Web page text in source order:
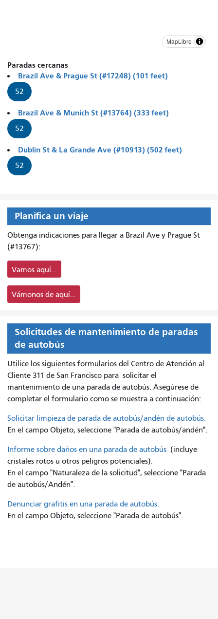
MapLibre
Paradas cercanas
Brazil Ave & Prague St (#17248) (101 feet)
52
Brazil Ave & Munich St (#13764) (333 feet)
52
Dublin St & La Grande Ave (#10913) (502 feet)
52
Planifica un viaje
Obtenga indicaciones para llegar a Brazil Ave y Prague St
(#13767):
Vamos aquí...
Vámonos de aquí...
Solicitudes de mantenimiento de paradas
de autobús
Utilice los siguientes formularios del Centro de Atención al
Cliente 311 de San Francisco para solicitar el
mantenimiento de una parada de autobús. Asegúrese de
completar el formulario como se muestra a continuación:
Solicitar limpieza de parada de autobús/andén de autobús.
En el campo Objeto, seleccione "Parada de autobús/andén".
Informe sobre daños en una parada de autobús (incluye
cristales rotos u otros peligros potenciales).
En el campo "Naturaleza de la solicitud", seleccione "Parada
de autobús/Andén".
Denunciar grafitis en una parada de autobús.
En el campo Objeto, seleccione "Parada de autobús".